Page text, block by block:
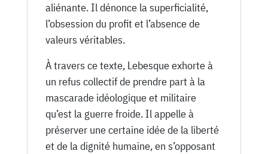
aliénante. Il dénonce la superficialité,
l’obsession du profit et l’absence de
valeurs véritables.
À travers ce texte, Lebesque exhorte à
un refus collectif de prendre part à la
mascarade idéologique et militaire
qu’est la guerre froide. Il appelle à
préserver une certaine idée de la liberté
et de la dignité humaine, en s’opposant